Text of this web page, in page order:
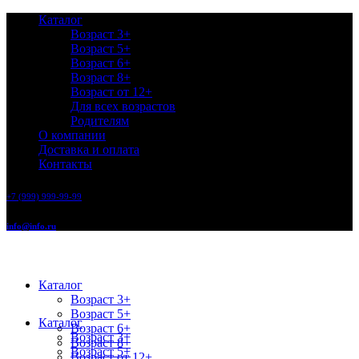
Каталог
Возраст 3+
Возраст 5+
Возраст 6+
Возраст 8+
Возраст от 12+
Для всех возрастов
Родителям
О компании
Доставка и оплата
Контакты
+7 (999) 999-99-99
info@info.ru
Каталог
Возраст 3+
Возраст 5+
Возраст 6+
Возраст 8+
Каталог
Возраст 3+
Возраст 5+